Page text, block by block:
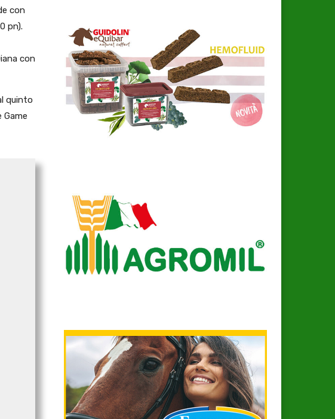
con
pn).
con
quinto